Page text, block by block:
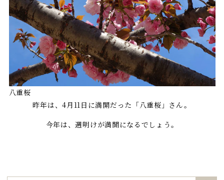
八重桜
昨年は、4月11日に満開だった「八重桜」さん。
今年は、週明けが満開になるでしょう。